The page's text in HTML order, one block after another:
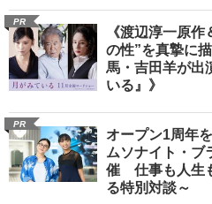
PR
《渡辺淳一原
の性”を真摯に
馬・吉田羊が出
いる』》
PR
オープン1周年
ムソナイト・ブ
催 仕事も人生
る特別対談～